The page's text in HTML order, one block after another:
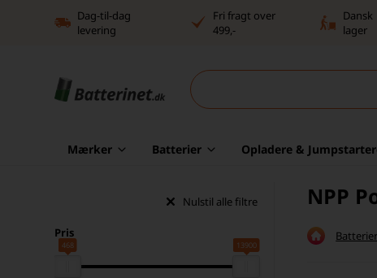
Dag-til-dag
levering
Fri fragt over
499,-
Dansk
lager
Mærker Batterier Opladere &
Nulstil alle filtre
Pris
468 13900
NPP
Batterier